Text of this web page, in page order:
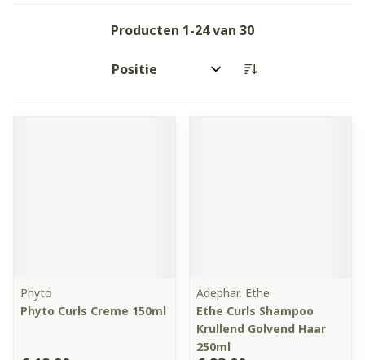
Producten 1-24van 30
Sorteer op:
Phyto
Phyto Curls Creme 150ml
Adephar, Ethe
Ethe Curls Shampoo
Krullend Golvend Haar
250ml